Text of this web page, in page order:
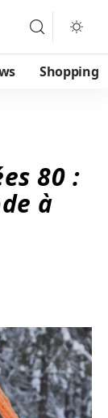
Shopping
80 :
à